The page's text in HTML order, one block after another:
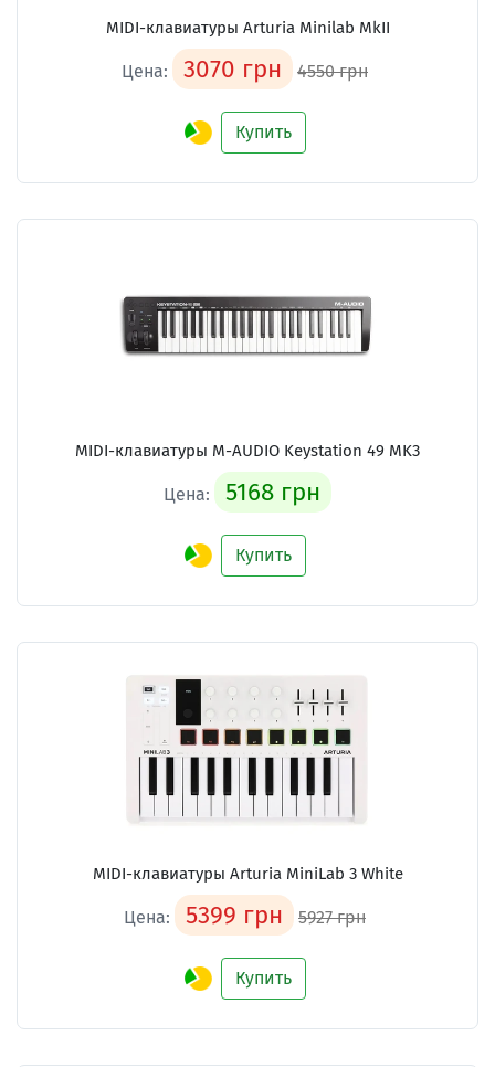
MIDI-клавиатуры Arturia Minilab MkII
Цена: 3070 грн 4550 грн
Купить
MIDI-клавиатуры M-AUDIO Keystation 49 MK3
Цена: 5168 грн
Купить
MIDI-клавиатуры Arturia MiniLab 3 White
Цена: 5399 грн 5927 грн
Купить